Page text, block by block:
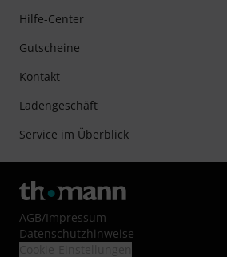
Hilfe-Center
Gutscheine
Kontakt
Ladengeschäft
Service im Überblick
AGB/Impressum
Datenschutzhinweise